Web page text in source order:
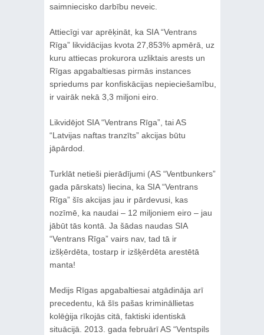
saimniecisko darbību neveic.
Attiecīgi var aprēķināt, ka SIA “Ventrans
Rīga” likvidācijas kvota 27,853% apmērā, uz
kuru attiecas prokurora uzliktais arests un
Rīgas apgabaltiesas pirmās instances
spriedums par konfiskācijas nepieciešamību,
ir vairāk nekā 3,3 miljoni eiro.
Likvidējot SIA “Ventrans Rīga”, tai AS
“Latvijas naftas tranzīts” akcijas būtu
jāpārdod.
Turklāt netieši pierādījumi (AS “Ventbunkers”
gada pārskats) liecina, ka SIA “Ventrans
Rīga” šīs akcijas jau ir pārdevusi, kas
nozīmē, ka naudai – 12 miljoniem eiro – jau
jābūt tās kontā. Ja šādas naudas SIA
“Ventrans Rīga” vairs nav, tad tā ir
izšķērdēta, tostarp ir izšķērdēta arestētā
manta!
Medijs Rīgas apgabaltiesai atgādināja arī
precedentu, kā šīs pašas krimināllietas
kolēģija rīkojās citā, faktiski identiskā
situācijā. 2013. gada februārī AS “Ventspils